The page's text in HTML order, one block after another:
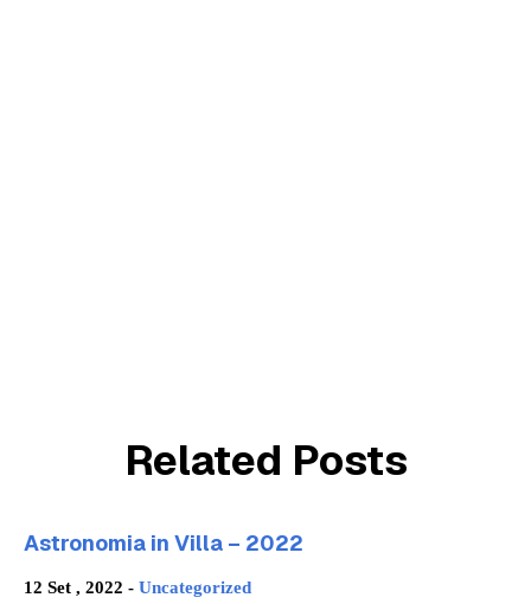
Related Posts
Astronomia in Villa – 2022
12 Set , 2022 - Uncategorized